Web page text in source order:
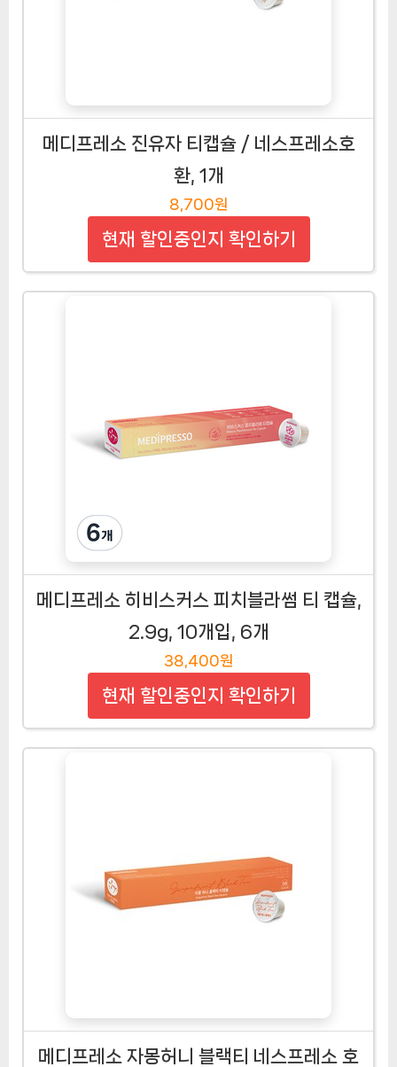
메디프레소 진유자 티캡슐 / 네스프레소호
환, 1개
8,700원
현재 할인중인지 확인하기
메디프레소 히비스커스 피치블라썸 티 캡슐,
2.9g, 10개입, 6개
38,400원
현재 할인중인지 확인하기
메디프레소 자몽허니 블랙티 네스프레소 호